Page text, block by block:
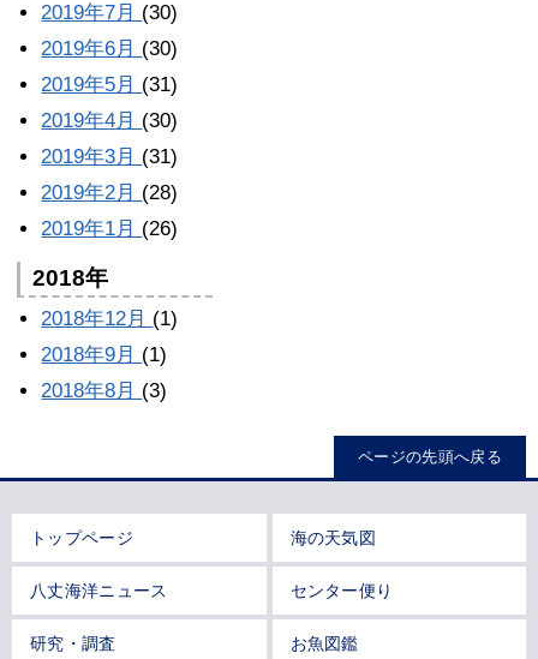
2019年7月 (30)
2019年6月 (30)
2019年5月 (31)
2019年4月 (30)
2019年3月 (31)
2019年2月 (28)
2019年1月 (26)
2018年
2018年12月 (1)
2018年9月 (1)
2018年8月 (3)
ページの先頭へ戻る
トップページ 海の天気図
八丈海洋ニュース センター便り
研究・調査 お魚図鑑